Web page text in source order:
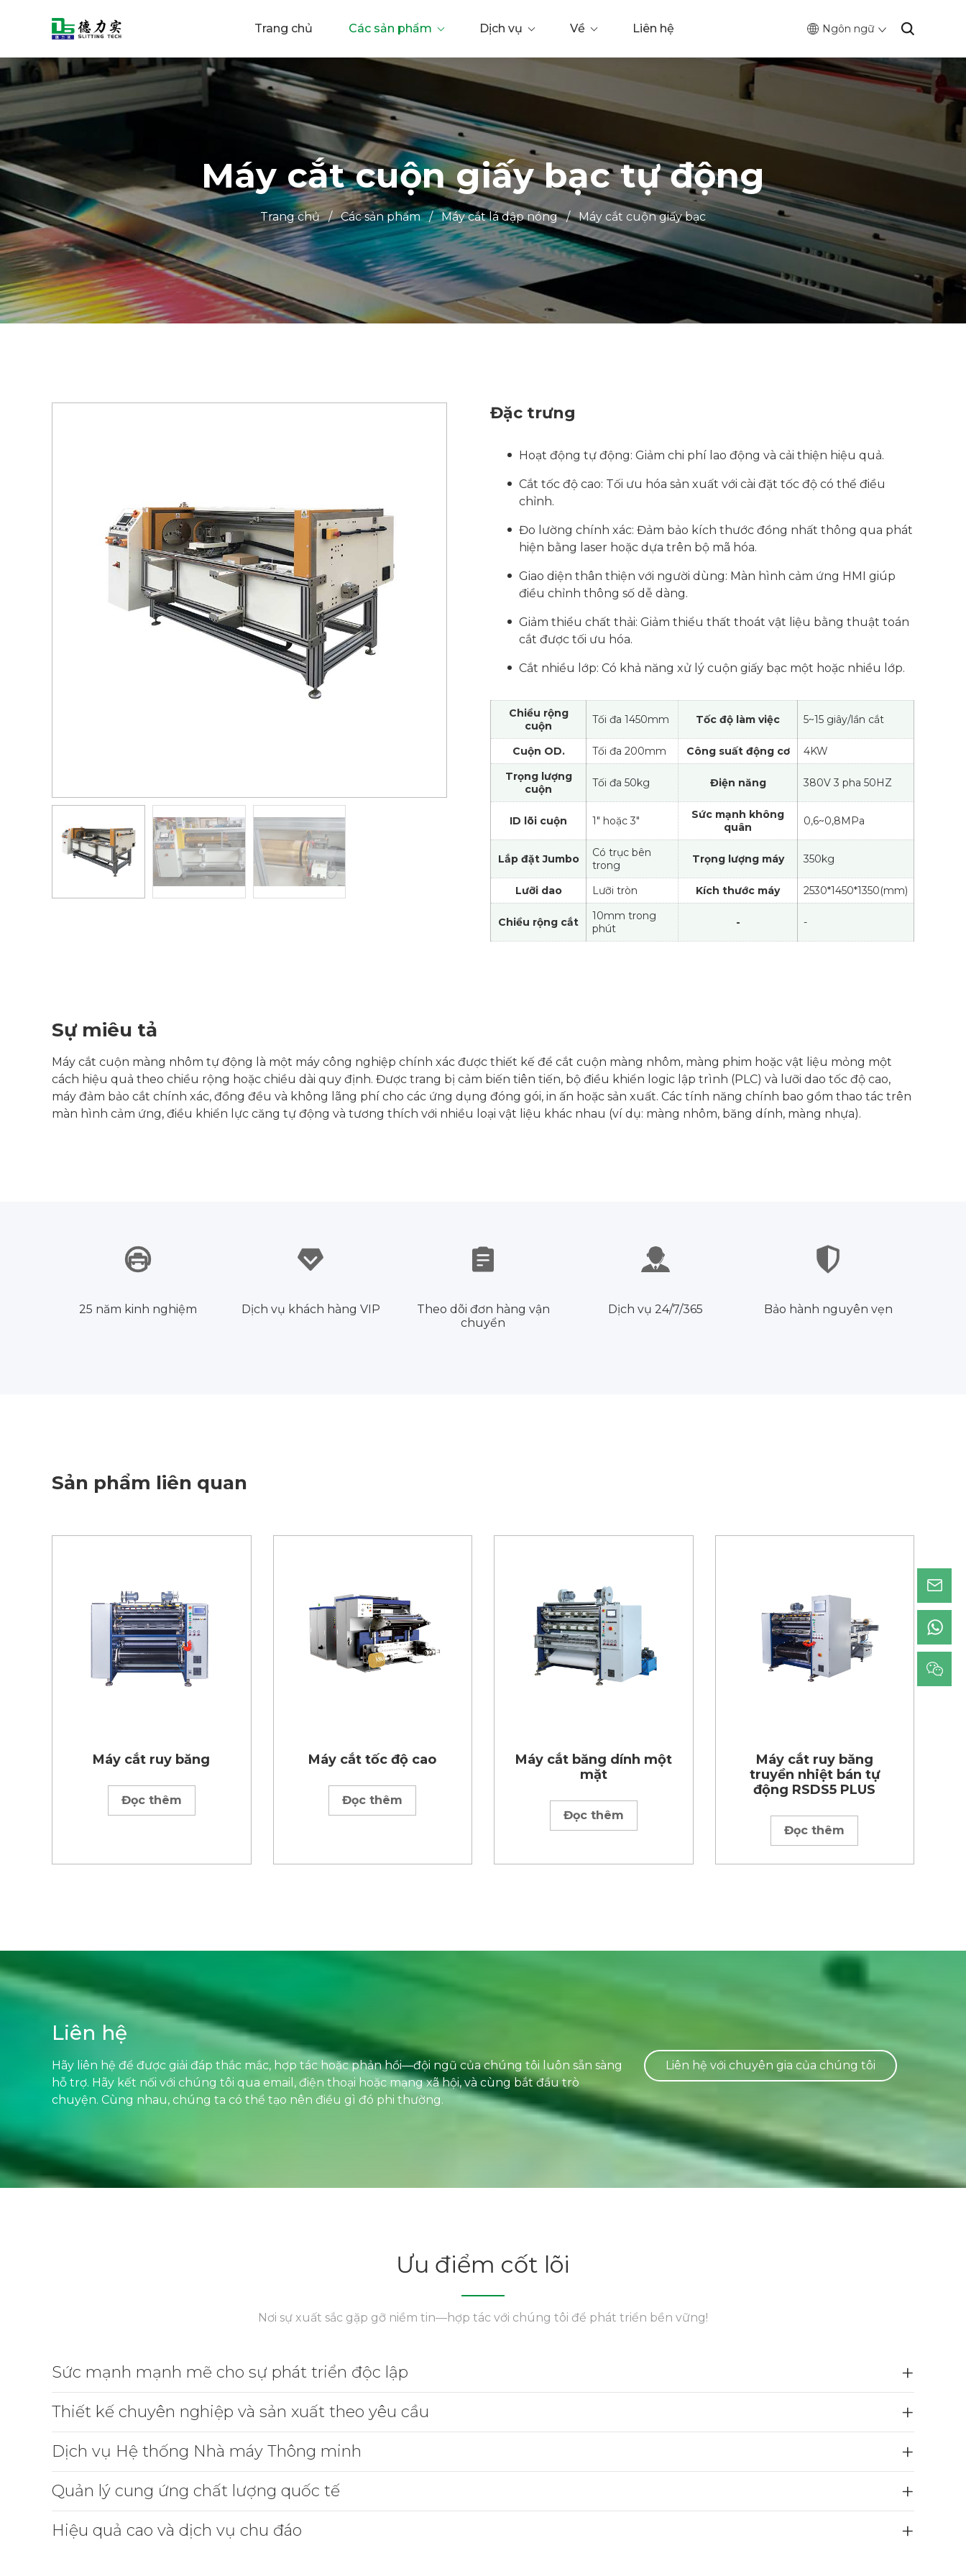
Trang chủ Các sản phẩm Dịch vụ Về Liên hệ Ngôn ngữ
Máy cắt cuộn giấy bạc tự động
Trang chủ / Các sản phẩm / Máy cắt lá dập nóng / Máy cắt cuộn giấy bạc0
Đặc trưng
Hoạt động tự động: Giảm chi phí lao động và cải thiện hiệu quả.
Cắt tốc độ cao: Tối ưu hóa sản xuất với cài đặt tốc độ có thể điều
chỉnh.
Đo lường chính xác: Đảm bảo kích thước đồng nhất thông qua phát
hiện bằng laser hoặc dựa trên bộ mã hóa.
Giao diện thân thiện với người dùng: Màn hình cảm ứng HMI giúp
điều chỉnh thông số dễ dàng.
Giảm thiểu chất thải: Giảm thiểu thất thoát vật liệu bằng thuật toán
cắt được tối ưu hóa.
Cắt nhiều lớp: Có khả năng xử lý cuộn giấy bạc một hoặc nhiều lớp.
Chiều rộng
cuộn
Tối đa 1450mm Tốc độ làm việc 5~15 giây/lần cắt
Cuộn OD. Tối đa 200mm Công suất động cơ
4KW
Trọng lượng
cuộn
Tối đa 50kg Điện năng 380V 3 pha 50HZ
ID lõi cuộn 1" hoặc 3"
Sức mạnh không
quân
0,6~0,8MPa
Lắp đặt Jumbo
Có trục bên
trong
Trọng lượng máy 350kg
Lưỡi dao Lưỡi tròn Kích thước máy 2530*1450*1350(mm)
Chiều rộng cắt
10mm trong
phút
- -
Sự miêu tả
Máy cắt cuộn màng nhôm tự động là một máy công nghiệp chính xác được thiết kế để cắt cuộn màng nhôm, màng phim hoặc vật liệu mỏng một
cách hiệu quả theo chiều rộng hoặc chiều dài quy định. Được trang bị cảm biến tiên tiến, bộ điều khiển logic lập trình (PLC) và lưỡi dao tốc độ cao,
máy đảm bảo cắt chính xác, đồng đều và không lãng phí cho các ứng dụng đóng gói, in ấn hoặc sản xuất. Các tính năng chính bao gồm thao tác trên
màn hình cảm ứng, điều khiển lực căng tự động và tương thích với nhiều loại vật liệu khác nhau (ví dụ: màng nhôm, băng dính, màng nhựa).
25 năm kinh nghiệm Dịch vụ khách hàng VIP
Theo dõi đơn hàng vận
chuyển
Dịch vụ 24/7/365 Bảo hành nguyên vẹn
Sản phẩm liên quan
Máy cắt ruy băng
Đọc thêm
Máy cắt tốc độ cao
Đọc thêm
Máy cắt băng dính một
mặt
Đọc thêm
Máy cắt ruy băng
truyền nhiệt bán tự
động RSDS5 PLUS
Đọc thêm
Liên hệ
Hãy liên hệ để được giải đáp thắc mắc, hợp tác hoặc phản hồi—đội ngũ của chúng tôi luôn sẵn sàng
hỗ trợ. Hãy kết nối với chúng tôi qua email, điện thoại hoặc mạng xã hội, và cùng bắt đầu trò
chuyện. Cùng nhau, chúng ta có thể tạo nên điều gì đó phi thường.
Liên hệ với chuyên gia của chúng tôi
Ưu điểm cốt lõi
Nơi sự xuất sắc gặp gỡ niềm tin—hợp tác với chúng tôi để phát triển bền vững!
Sức mạnh mạnh mẽ cho sự phát triển độc lập
Thiết kế chuyên nghiệp và sản xuất theo yêu cầu
Dịch vụ Hệ thống Nhà máy Thông minh
Quản lý cung ứng chất lượng quốc tế
Hiệu quả cao và dịch vụ chu đáo